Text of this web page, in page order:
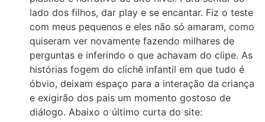
lado dos filhos, dar play e se encantar. Fiz o teste
com meus pequenos e eles não só amaram, como
quiseram ver novamente fazendo milhares de
perguntas e inferindo o que achavam do clipe. As
histórias fogem do clichê infantil em que tudo é
óbvio, deixam espaço para a interação da criança
e exigirão dos pais um momento gostoso de
diálogo. Abaixo o último curta do site: